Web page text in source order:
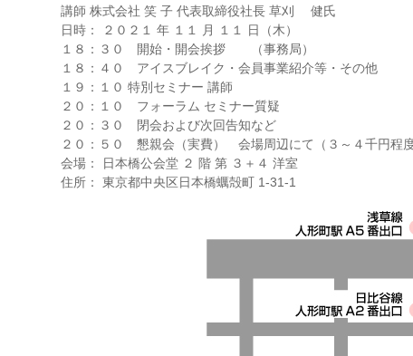
講師 株式会社 笑 子 代表取締役社長 草刈 健氏
日時： ２０２１ 年 １１ 月 １１ 日（木）
１８：３０ 開始・開会挨拶 （事務局）
１８：４０ アイスブレイク・会員事業紹介等・その他
１９：１０ 特別セミナー 講師
２０：１０ フォーラム セミナー質疑
２０：３０ 閉会および次回告知など
２０：５０ 懇親会（実費） 会場周辺にて（３～４千円程
会場： 日本橋公会堂 ２ 階 第 ３＋４ 洋室
住所： 東京都中央区日本橋蠣殻町 1-31-1